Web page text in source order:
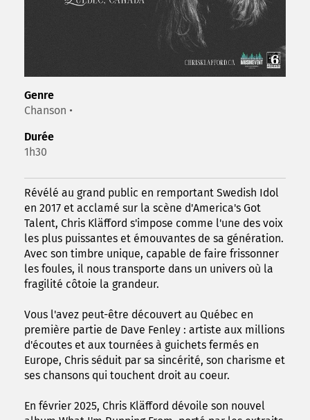
Genre
Chanson •
Durée
1h30
Révélé au grand public en remportant Swedish Idol
en 2017 et acclamé sur la scène d'America's Got
Talent, Chris Kläfford s'impose comme l'une des voix
les plus puissantes et émouvantes de sa génération.
Avec son timbre unique, capable de faire frissonner
les foules, il nous transporte dans un univers où la
fragilité côtoie la grandeur.
Vous l'avez peut-être découvert au Québec en
première partie de Dave Fenley : artiste aux millions
d'écoutes et aux tournées à guichets fermés en
Europe, Chris séduit par sa sincérité, son charisme et
ses chansons qui touchent droit au coeur.
En février 2025, Chris Kläfford dévoile son nouvel